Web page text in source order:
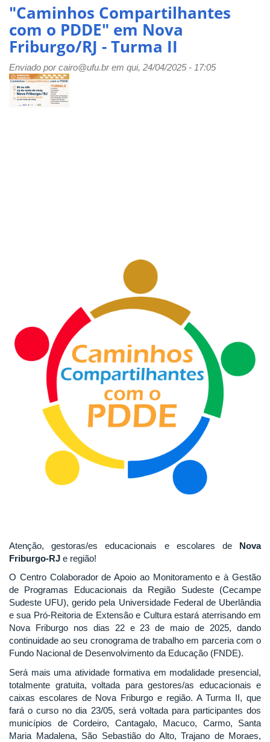
"Caminhos Compartilhantes
com o PDDE" em Nova
Friburgo/RJ - Turma II
Enviado porcairo@ufu.brem qui, 24/04/2025 - 17:05
Atenção, gestoras/es educacionais e escolares deNova
Friburgo-RJ e região!
O Centro Colaborador de Apoio ao Monitoramento e à Gestão
de Programas Educacionais da Região Sudeste (Cecampe
Sudeste UFU), gerido pela Universidade Federal de Uberlândia
e sua Pró-Reitoria de Extensão e Cultura estará aterrisando em
Nova Friburgo nos dias 22 e 23 de maio de 2025, dando
continuidade ao seu cronograma de trabalho em parceria com o
Fundo Nacional de Desenvolvimento da Educação (FNDE).
Será mais uma atividade formativa em modalidade presencial,
totalmente gratuita, voltada para gestores/as educacionais e
caixas escolares de Nova Friburgo e região. A Turma II, que
fará o curso no dia 23/05, será voltada para participantes dos
municípios de Cordeiro, Cantagalo, Macuco, Carmo, Santa
Maria Madalena, São Sebastião do Alto, Trajano de Moraes,